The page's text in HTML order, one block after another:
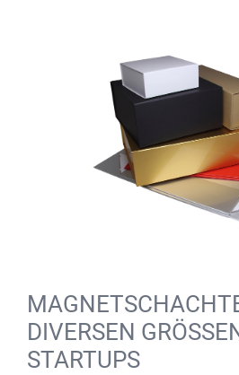
DIVERSEN GRÖSSEN
TARTUPS